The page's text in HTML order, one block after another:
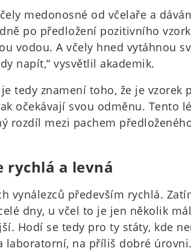
medonosné od včelaře a
po předložení pozitivního
vodou. A včely hned vytáhnou
napít,“ vysvětlil akademik.
tedy znamení toho, že je vzorek
očekávají svou odměnu. Tento
rozdíl mezi pachem
rychlá a levná
vynálezců především rychlá.
dny, u včel to je jen několik
Hodí se tedy pro ty státy, kde
laboratorní, na příliš dobré úrovni.